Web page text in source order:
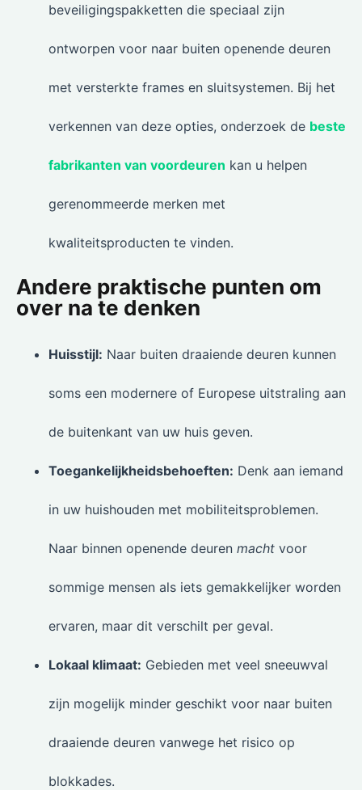
beveiligingspakketten die speciaal zijn
ontworpen voor naar buiten openende deuren
met versterkte frames en sluitsystemen. Bij het
verkennen van deze opties, onderzoek de beste
fabrikanten van voordeuren kan u helpen
gerenommeerde merken met
kwaliteitsproducten te vinden.
Andere praktische punten om
over na te denken
Huisstijl: Naar buiten draaiende deuren kunnen
soms een modernere of Europese uitstraling aan
de buitenkant van uw huis geven.
Toegankelijkheidsbehoeften: Denk aan iemand
in uw huishouden met mobiliteitsproblemen.
Naar binnen openende deuren macht voor
sommige mensen als iets gemakkelijker worden
ervaren, maar dit verschilt per geval.
Lokaal klimaat: Gebieden met veel sneeuwval
zijn mogelijk minder geschikt voor naar buiten
draaiende deuren vanwege het risico op
blokkades.